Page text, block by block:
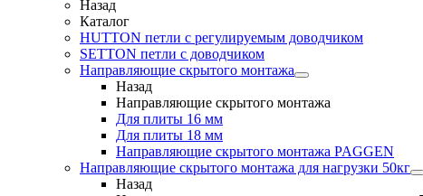
Назад
Каталог
HUTTON петли с регулируемым доводчиком
SETTON петли с доводчиком
Направляющие скрытого монтажа
Назад
Направляющие скрытого монтажа
Для плиты 16 мм
Для плиты 18 мм
Направляющие скрытого монтажа PAGGEN
Направляющие скрытого монтажа для нагрузки 50кг
Назад